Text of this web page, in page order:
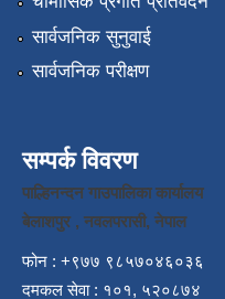
सार्वजनिक सुनुवाई
सार्वजनिक परीक्षण
सम्पर्क विवरण
पाल्हिनन्दन गाउपालिका कार्यालय
बेलाशपुर , नवलपरासी, नेपाल
फोन : +९७७ ९८५७०४६०३६
दमकल सेवा : १०१, ५२०८७४